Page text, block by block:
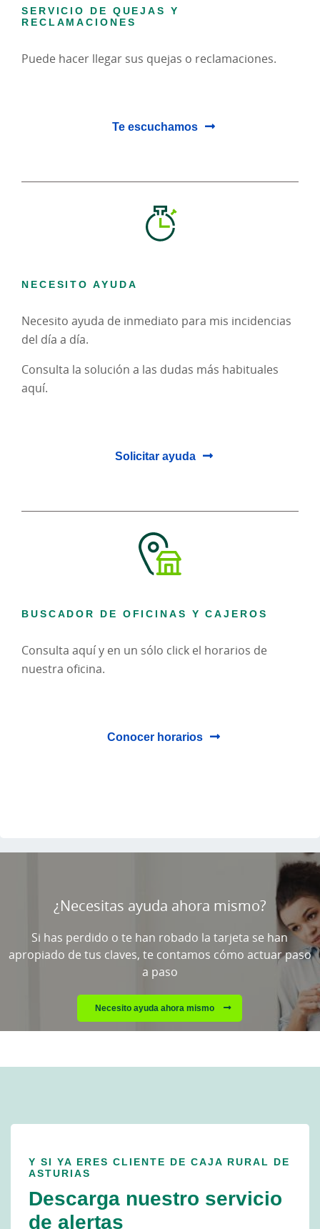
SERVICIO DE QUEJAS Y
RECLAMACIONES
Puede hacer llegar sus quejas o reclamaciones.
Te escuchamos
NECESITO AYUDA
Necesito ayuda de inmediato para mis incidencias
del día a día.
Consulta la solución a las dudas más habituales
aquí.
Solicitar ayuda
BUSCADOR DE OFICINAS Y CAJEROS
Consulta aquí y en un sólo click el horarios de
nuestra oficina.
Conocer horarios
espere...
¿Necesitas ayuda ahora mismo?
Si has perdido o te han robado la tarjeta se han
apropiado de tus claves, te contamos cómo actuar paso
a paso
Necesito ayuda ahora mismo
Y SI YA ERES CLIENTE DE CAJA RURAL DE
ASTURIAS
Descarga nuestro servicio
de alertas